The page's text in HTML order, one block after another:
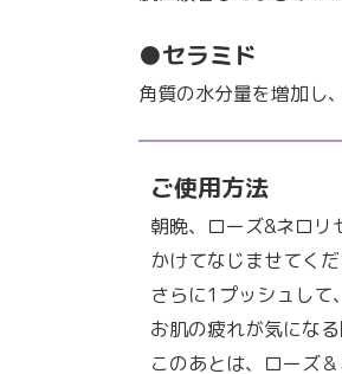
●セラミド
角質の水分量を増加し
ご使用方法
朝晩、ローズ&ネロ
かけてなじませてくだ
さらに1プッシュして
お肌の疲れが気にな
このあとは、ローズ